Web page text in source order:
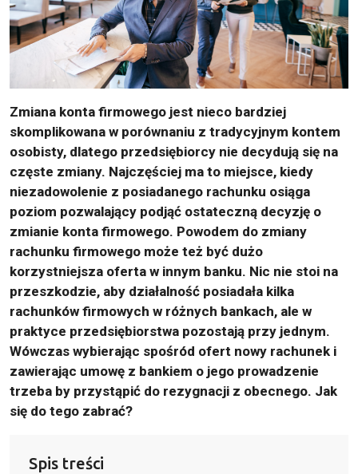
Zmiana konta firmowego jest nieco bardziej
skomplikowana w porównaniu z tradycyjnym kontem
osobisty, dlatego przedsiębiorcy nie decydują się na
częste zmiany. Najczęściej ma to miejsce, kiedy
niezadowolenie z posiadanego rachunku osiąga
poziom pozwalający podjąć ostateczną decyzję o
zmianie konta firmowego. Powodem do zmiany
rachunku firmowego może też być dużo
korzystniejsza oferta w innym banku. Nic nie stoi na
przeszkodzie, aby działalność posiadała kilka
rachunków firmowych w różnych bankach, ale w
praktyce przedsiębiorstwa pozostają przy jednym.
Wówczas wybierając spośród ofert nowy rachunek i
zawierając umowę z bankiem o jego prowadzenie
trzeba by przystąpić do rezygnacji z obecnego. Jak
się do tego zabrać?
Spis treści